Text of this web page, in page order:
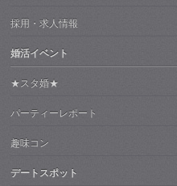
採用・求人情報
婚活イベント
★スタ婚★
パーティーレポート
趣味コン
デートスポット